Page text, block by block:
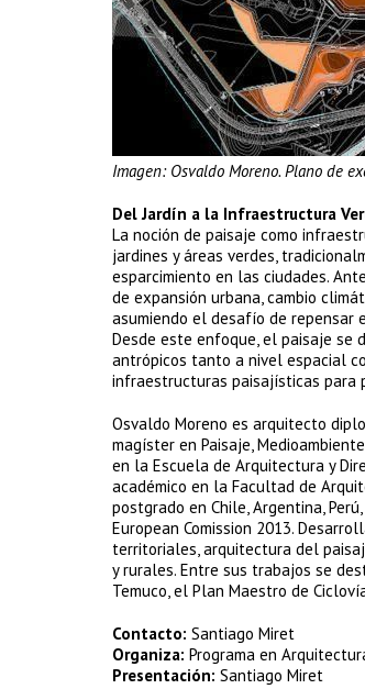
Imagen: Osvaldo Moreno. Plano de
Del Jardín a la Infraestructura
La noción de paisaje como
jardines y áreas verdes,
esparcimiento en las ciudades.
de expansión urbana, cambio
asumiendo el desafío de
Desde este enfoque, el paisaje
antrópicos tanto a nivel espacial
infraestructuras paisajísticas para
Osvaldo Moreno es arquitecto
magíster en Paisaje,
en la Escuela de Arquitectura y
académico en la Facultad de
postgrado en Chile, Argentina,
European Comission 2013.
territoriales, arquitectura del
y rurales. Entre sus trabajos se
Temuco, el Plan Maestro de
Contacto: Santiago Miret
Organiza: Programa en
Presentación: Santiago Miret